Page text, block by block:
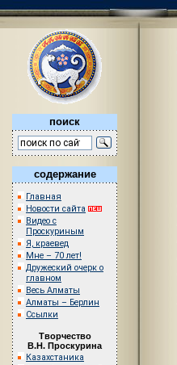
поиск
содержание
Главная
Новости сайта
Видео с
Проскуриным
Я, краевед
Мне – 70 лет!
Дружеский очерк о
главном
Весь Алматы
Алматы – Берлин
Ссылки
Творчество
В.Н. Проскурина
Казахстаника